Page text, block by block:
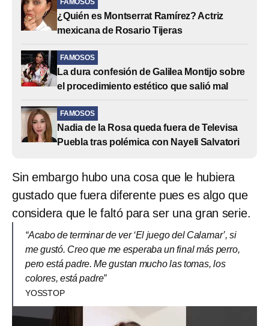
FAMOSOS
¿Quién es Montserrat Ramírez? Actriz
mexicana de Rosario Tijeras
FAMOSOS
La dura confesión de Galilea Montijo sobre
el procedimiento estético que salió mal
FAMOSOS
Nadia de la Rosa queda fuera de Televisa
Puebla tras polémica con Nayeli Salvatori
Sin embargo hubo una cosa que le hubiera
gustado que fuera diferente pues es algo que
considera que le faltó para ser una gran serie.
“Acabo de terminar de ver ‘El juego del Calamar’, si
me gustó. Creo que me esperaba un final más perro,
pero está padre. Me gustan mucho las tomas, los
colores, está padre”
YOSSTOP